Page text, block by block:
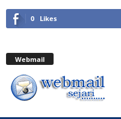
0 Likes
Webmail